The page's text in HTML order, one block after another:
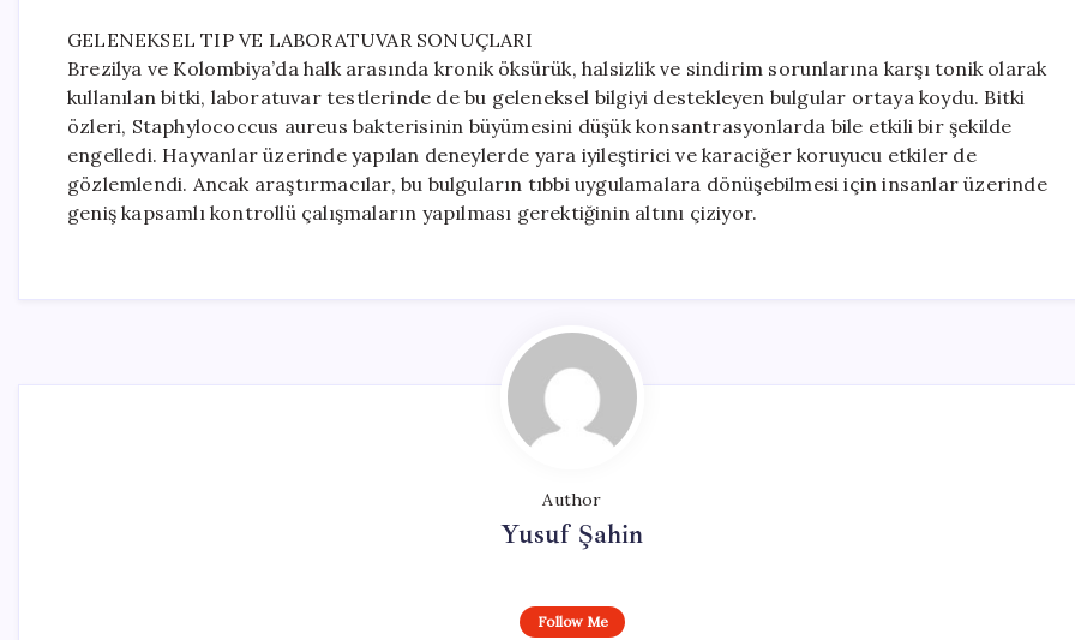
GELENEKSEL TIP VE LABORATUVAR SONUÇLARI
Brezilya ve Kolombiya’da halk arasında kronik öksürük, halsizlik ve sindirim sorunlarına karşı tonik olarak
kullanılan bitki, laboratuvar testlerinde de bu geleneksel bilgiyi destekleyen bulgular ortaya koydu. Bitki
özleri, Staphylococcus aureus bakterisinin büyümesini düşük konsantrasyonlarda bile etkili bir şekilde
engelledi. Hayvanlar üzerinde yapılan deneylerde yara iyileştirici ve karaciğer koruyucu etkiler de
gözlemlendi. Ancak araştırmacılar, bu bulguların tıbbi uygulamalara dönüşebilmesi için insanlar üzerinde
geniş kapsamlı kontrollü çalışmaların yapılması gerektiğinin altını çiziyor.
Author
Yusuf Şahin
Follow Me